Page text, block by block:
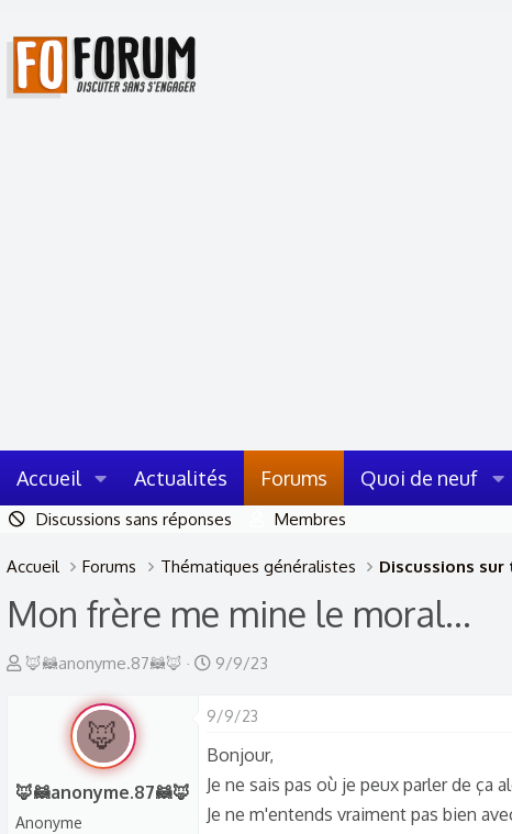
Accueil Actualités Forums Quoi de neuf
Discussions sans réponses Membres
Accueil Forums Thématiques généralistes Discussions
Mon frère me mine le moral...
A
r
d
🦊🦝anonyme.87🦝🦊
D
t
e
d
9/9/23
🦊
🦊🦝anonyme.87🦝🦊
Anonyme
9/9/23
Bonjour,
Je ne sais pas où je peux parler de ça
Je ne m'entends vraiment pas bien